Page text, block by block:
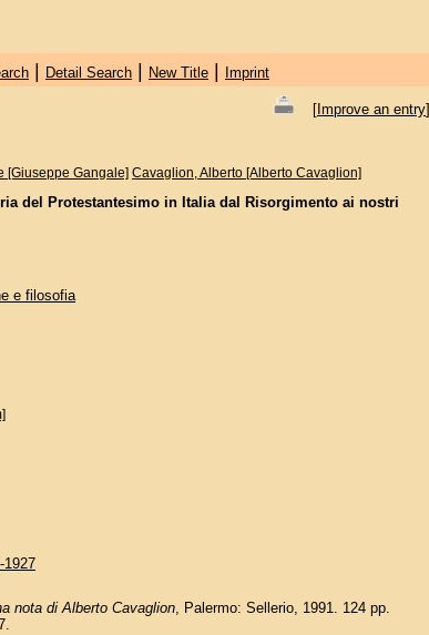
| Detail Search| New Title|
Imprint
[Improve an entry]
[Giuseppe Gangale] Cavaglion, Alberto [Alberto Cavaglion]
del Protestantesimo in Italia dal Risorgimento ai nostri
e filosofia
1927
nota di Alberto Cavaglion, Palermo: Sellerio, 1991. 124 pp.